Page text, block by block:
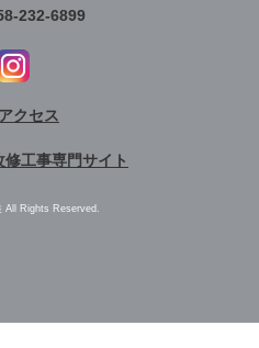
232-6899
クセス
工事専門サイト
All Rights Reserved.